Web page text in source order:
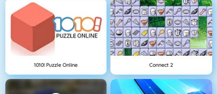
1010! Puzzle Online Connect 2